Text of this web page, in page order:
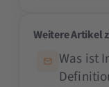
Weitere Artikel
Was ist